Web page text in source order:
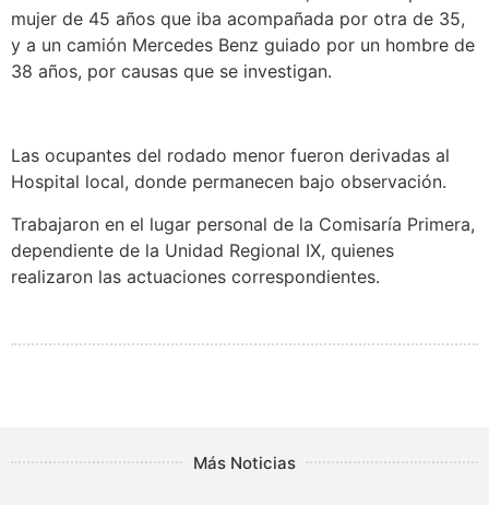
mujer de 45 años que iba acompañada por otra de 35,
y a un camión Mercedes Benz guiado por un hombre de
38 años, por causas que se investigan.
Las ocupantes del rodado menor fueron derivadas al
Hospital local, donde permanecen bajo observación.
Trabajaron en el lugar personal de la Comisaría Primera,
dependiente de la Unidad Regional IX, quienes
realizaron las actuaciones correspondientes.
Más Noticias